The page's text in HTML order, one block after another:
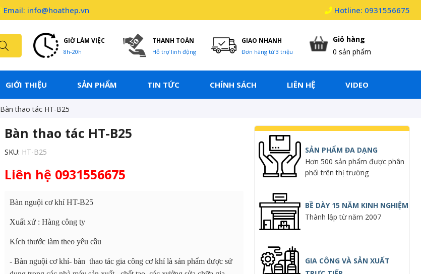
Email: info@hoathep.vn Hotline: 0931556675
GIỜ LÀM VIỆC
8h-20h
THANH TOÁN
Hỗ trợ linh động
GIAO NHANH
Đơn hàng từ 3 triệu
Giỏ hàng
0 sản phẩm
GIỚI THIỆU SẢN PHẨM TIN TỨC CHÍNH SÁCH LIÊN HỆ VIDEO
Bàn thao tác HT-B25
Bàn thao tác HT-B25
SKU: HT-B25
Liên hệ 0931556675
Bàn nguội cơ khí HT-B25
Xuất xứ : Hàng công ty
Kích thước làm theo yêu cầu
- Bàn nguội cơ khí- bàn thao tác gia công cơ khí là sản phẩm được sử
SẢN PHẨM ĐA DẠNG
Hơn 500 sản phẩm được phân
phối trên thị trường
BỀ DÀY 15 NĂM KINH NGHIỆM
Thành lập từ năm 2007
GIA CÔNG VÀ SẢN XUẤT